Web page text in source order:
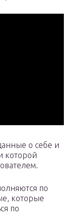
о себе и
которой
по
которые
по